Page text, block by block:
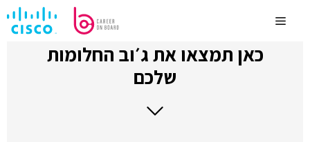
לתוכןMenu
כאן תמצאו את ג׳וב החלומות
שלכם